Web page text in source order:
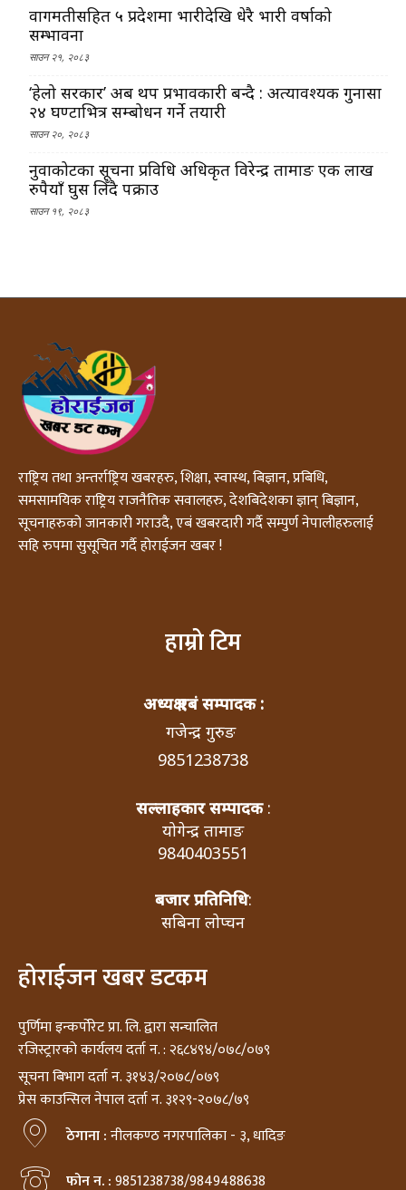
वागमतीसहित ५ प्रदेशमा भारीदेखि धेरै भारी वर्षाको
सम्भावना
साउन २१, २०८३
‘हेलो सरकार’ अब थप प्रभावकारी बन्दै : अत्यावश्यक गुनासा
२४ घण्टाभित्र सम्बोधन गर्ने तयारी
साउन २०, २०८३
नुवाकोटका सूचना प्रविधि अधिकृत विरेन्द्र तामाङ एक लाख
रुपैयाँ घुस लिँदै पक्राउ
साउन १९, २०८३
राष्ट्रिय तथा अन्तर्राष्ट्रिय खबरहरु, शिक्षा, स्वास्थ, बिज्ञान, प्रबिधि,
समसामयिक राष्ट्रिय राजनैतिक सवालहरु, देशबिदेशका ज्ञान् बिज्ञान,
सूचनाहरुको जानकारी गराउदै, एबं खबरदारी गर्दै सम्पुर्ण नेपालीहरुलाई
सहि रुपमा सुसूचित गर्दै होराईजन खबर !
हाम्रो टिम
अध्यक्ष एबं सम्पादक :
गजेन्द्र गुरुङ
9851238738
सल्लाहकार सम्पादक:
योगेन्द्र तामाङ
9840403551
बजार प्रतिनिधि:
सबिना लोप्चन
होराईजन खबर डटकम
पुर्णिमा इन्कर्पोरेट प्रा. लि. द्वारा सन्चालित
रजिस्ट्रारको कार्यलय दर्ता न. : २६८४९४/०७८/०७९
सूचना बिभाग दर्ता न. ३१४३/२०७८/०७९
प्रेस काउन्सिल नेपाल दर्ता न. ३१२९-२०७८/७९
ठेगाना :नीलकण्ठ नगरपालिका - ३, धादिङ
फोन न. :9851238738/9849488638